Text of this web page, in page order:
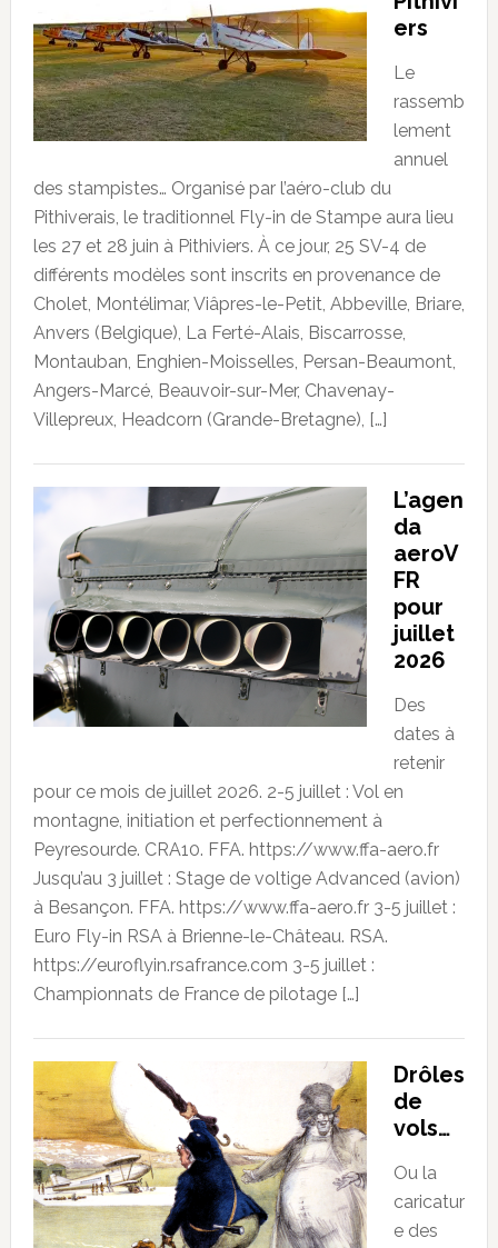
ers
Le
rassemb
lement
annuel
des stampistes… Organisé par l’aéro-club du
Pithiverais, le traditionnel Fly-in de Stampe aura lieu
les 27 et 28 juin à Pithiviers. À ce jour, 25 SV-4 de
différents modèles sont inscrits en provenance de
Cholet, Montélimar, Viâpres-le-Petit, Abbeville, Briare,
Anvers (Belgique), La Ferté-Alais, Biscarrosse,
Montauban, Enghien-Moisselles, Persan-Beaumont,
Angers-Marcé, Beauvoir-sur-Mer, Chavenay-
Villepreux, Headcorn (Grande-Bretagne), […]
L’agen
da
aeroV
FR
pour
juillet
2026
Des
dates à
retenir
pour ce mois de juillet 2026. 2-5 juillet : Vol en
montagne, initiation et perfectionnement à
Peyresourde. CRA10. FFA. https://www.ffa-aero.fr
Jusqu’au 3 juillet : Stage de voltige Advanced (avion)
à Besançon. FFA. https://www.ffa-aero.fr 3-5 juillet :
Euro Fly-in RSA à Brienne-le-Château. RSA.
https://euroflyin.rsafrance.com 3-5 juillet :
Championnats de France de pilotage […]
Drôles
de
vols…
Ou la
caricatur
e des